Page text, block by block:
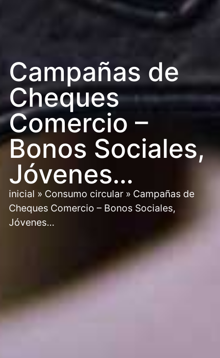
Campañas de
Cheques
Comercio –
Bonos Sociales,
Jóvenes…
inicial » Consumo circular» Campañas de
Cheques Comercio – Bonos Sociales,
Jóvenes…